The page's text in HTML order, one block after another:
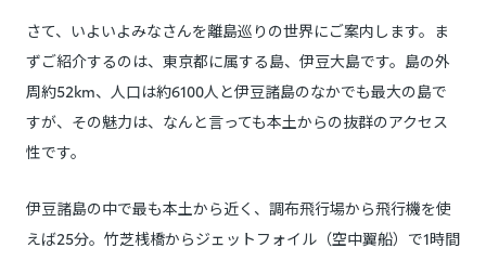
さて、いよいよみなさんを離島巡りの世界にご案内します。ま
ずご紹介するのは、東京都に属する島、伊豆大島です。島の外
周約52km、人口は約6100人と伊豆諸島のなかでも最大の島で
すが、その魅力は、なんと言っても本土からの抜群のアクセス
性です。
伊豆諸島の中で最も本土から近く、調布飛行場から飛行機を使
えば25分。竹芝桟橋からジェットフォイル（空中翼船）で1時間